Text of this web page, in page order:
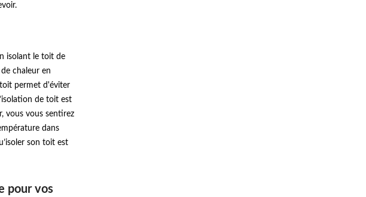
isolant le toit de
chaleur en
permet d'éviter
de toit est
vous vous sentirez
dans
son toit est
pour vos